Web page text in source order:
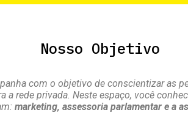
Nosso Objetivo
com o objetivo de conscientizar as
a rede privada. Neste espaço, você
marketing, assessoria parlamentar e a